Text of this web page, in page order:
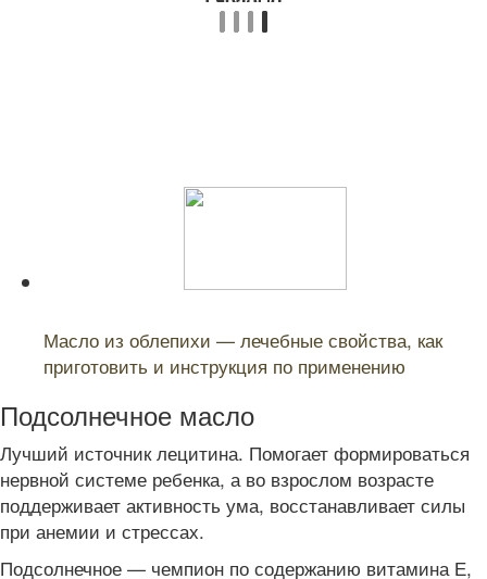
Масло из облепихи — лечебные свойства, как
приготовить и инструкция по применению
Подсолнечное масло
Лучший источник лецитина. Помогает формироваться
нервной системе ребенка, а во взрослом возрасте
поддерживает активность ума, восстанавливает силы
при анемии и стрессах.
Подсолнечное — чемпион по содержанию витамина Е,